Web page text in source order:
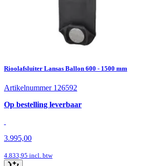
Rioolafsluiter Lansas Ballon 600 - 1500 mm
Artikelnummer 126592
Op bestelling leverbaar
3.995,00
4.833,95 incl. btw